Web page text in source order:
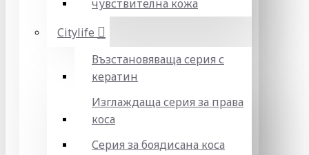
чувствителна кожа
Citylife
Възстановяваща серия с
кератин
Изглаждаща серия за права
коса
Серия за боядисана коса